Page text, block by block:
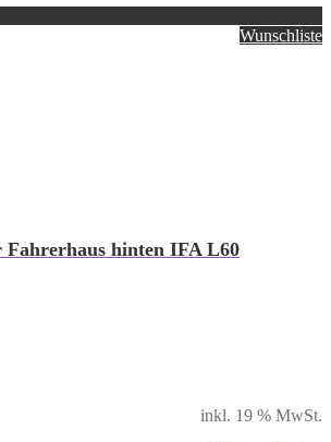
Wunschliste
Fahrerhaus hinten IFA L60
inkl. 19 % MwSt.